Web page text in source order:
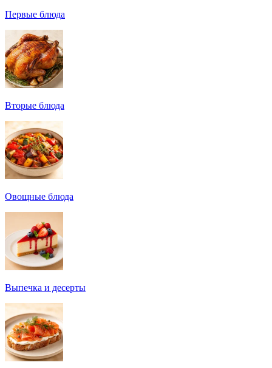
Первые блюда
Вторые блюда
Овощные блюда
Выпечка и десерты